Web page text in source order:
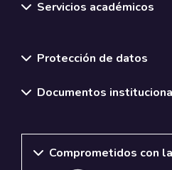
Servicios académicos
Protección de datos
Documentos
Comprometidos con